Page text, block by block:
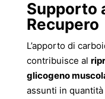
Supporto
Recupero
L’apporto di
contribuisce al
glicogeno
assunti in quantità